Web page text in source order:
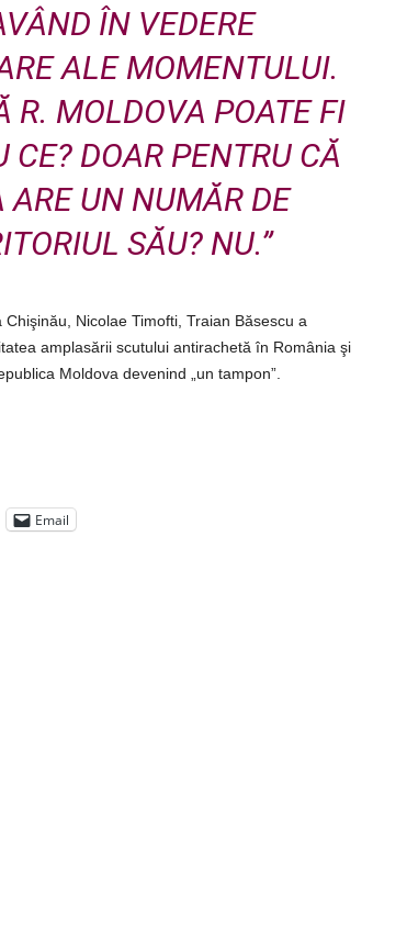
ÎN VEDERE
ALE MOMENTULUI.
R. MOLDOVA POATE FI
DOAR PENTRU CĂ
UN NUMĂR DE
SĂU? NU.”
Nicolae Timofti, Traian Băsescu a
amplasării scutului antirachetă în România şi
Moldova devenind „un tampon”.
Email